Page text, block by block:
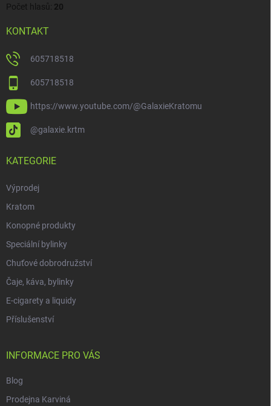
Počet hlasů: 20
KONTAKT
605718518
605718518
https://www.youtube.com/@GalaxieKratomu
@galaxie.krtm
KATEGORIE
Výprodej
Kratom
Konopné produkty
Speciální bylinky
Chuťové dobrodružství
Čaje, káva, bylinky
E-cigarety a liquidy
Příslušenství
INFORMACE PRO VÁS
Blog
Prodejna Karviná